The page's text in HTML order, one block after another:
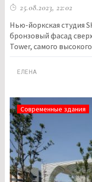
25.08.2023, 22:02
Нью-йоркская студия
бронзовый фасад
Tower, самого
ЕЛЕНА
Современные здания